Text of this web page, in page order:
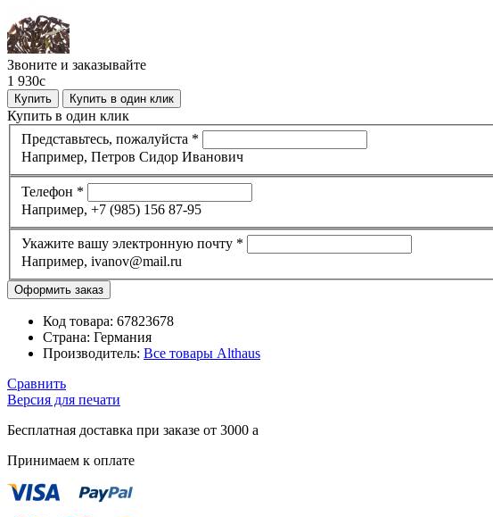
Звоните и заказывайте
1 930c
Купить Купить в один клик
Купить в один клик
Представьтесь, пожалуйста *
Например, Петров Сидор Иванович
Телефон *
Например, +7 (985) 156 87-95
Укажите вашу электронную почту *
Например, ivanov@mail.ru
Код товара: 67823678
Страна: Германия
Производитель: Все товары Althaus
Сравнить
Версия для печати
Бесплатная доставка при заказе от 3000 a
Принимаем к оплате